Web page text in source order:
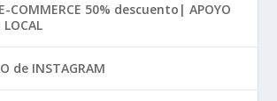
COMMERCE 50% descuento| APOYO
LOCAL
de INSTAGRAM